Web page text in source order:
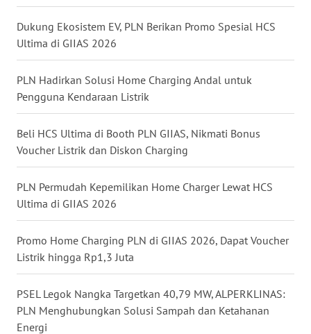
Dukung Ekosistem EV, PLN Berikan Promo Spesial HCS
Ultima di GIIAS 2026
PLN Hadirkan Solusi Home Charging Andal untuk
Pengguna Kendaraan Listrik
Beli HCS Ultima di Booth PLN GIIAS, Nikmati Bonus
Voucher Listrik dan Diskon Charging
PLN Permudah Kepemilikan Home Charger Lewat HCS
Ultima di GIIAS 2026
Promo Home Charging PLN di GIIAS 2026, Dapat Voucher
Listrik hingga Rp1,3 Juta
PSEL Legok Nangka Targetkan 40,79 MW, ALPERKLINAS:
PLN Menghubungkan Solusi Sampah dan Ketahanan
Energi
LAMPUNG
WN
JATENG
WN
NUSANTARA
WN
WN
BALI
WN
KALBAR